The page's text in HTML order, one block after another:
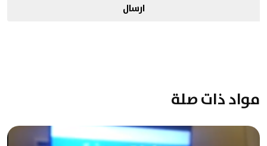
ارسال
مواد ذات صلة